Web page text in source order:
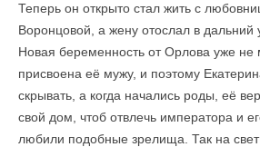
Теперь он открыто стал жить с
Воронцовой, а жену отослал в дальний
Новая беременность от Орлова уже не
присвоена её мужу, и поэтому
скрывать, а когда начались роды, её
свой дом, чтоб отвлечь императора и
любили подобные зрелища. Так на